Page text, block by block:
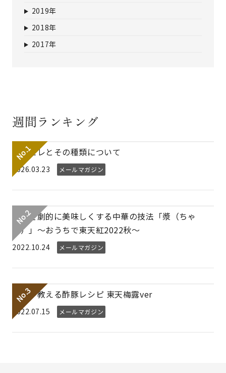
2019年
2018年
2017年
週間ランキング
フカヒレとその種類について
2026.03.23 メールマガジン
素材を劇的に美味しくする中華の技法「漿（ちゃ
ん）」～おうちで東天紅2022秋～
2022.10.24 メールマガジン
プロが教える酢豚レシピ 東天梅露ver
2022.07.15 メールマガジン